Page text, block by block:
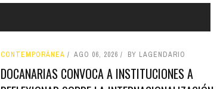
CONTEMPORÁNEA AGO 06, 2026 BY LAGENDARIO
DOCANARIAS CONVOCA A INSTITUCIONES A